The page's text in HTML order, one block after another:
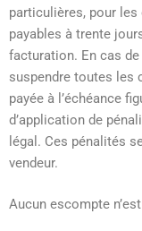
particulières, pour
payables à trente
facturation. En cas
suspendre toutes les
payée à l’échéance
d’application de
légal. Ces pénalités
vendeur.
Aucun escompte